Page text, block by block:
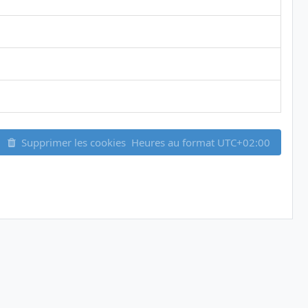
Supprimer les cookies Heures au format UTC+02:00